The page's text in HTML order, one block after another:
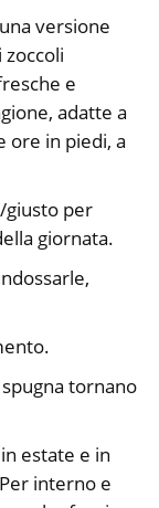
versione
e
adatte a
ore in piedi, a
per
giornata.
tornano
estate e in
interno e